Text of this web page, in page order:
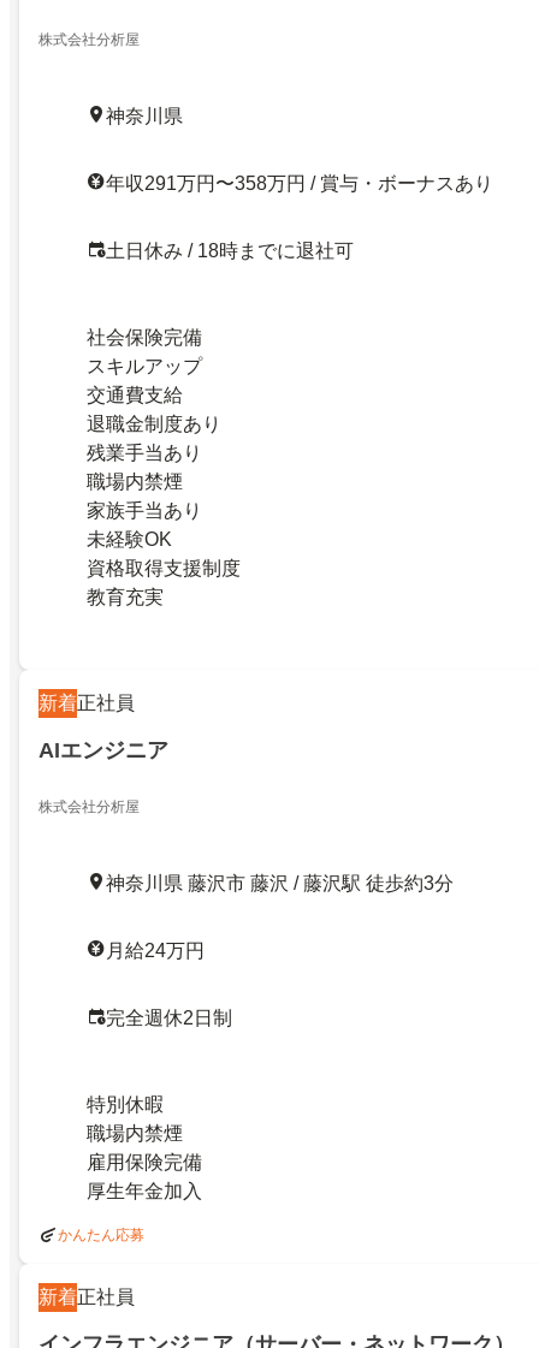
株式会社分析屋
神奈川県
年収291万円〜358万円 / 賞与・ボーナスあり
土日休み / 18時までに退社可
社会保険完備
スキルアップ
交通費支給
退職金制度あり
残業手当あり
職場内禁煙
家族手当あり
未経験OK
資格取得支援制度
教育充実
新着正社員
AIエンジニア
株式会社分析屋
神奈川県 藤沢市 藤沢 / 藤沢駅 徒歩約3分
月給24万円
完全週休2日制
特別休暇
職場内禁煙
雇用保険完備
厚生年金加入
かんたん応募
新着正社員